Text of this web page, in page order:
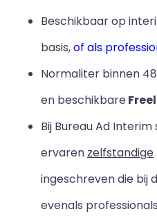
Beschikbaar op
basis,of als
Normaliter binnen
en beschikbare
Bij Bureau Ad Interim
ervaren zelfstandige
ingeschreven die bij
evenals